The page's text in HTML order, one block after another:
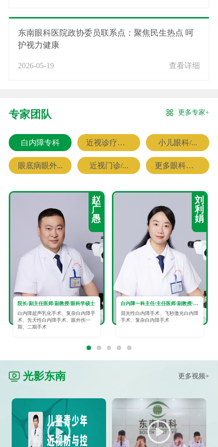
东南眼科医院政协委员联系点：聚焦民生热点 呵
护视力健康
2026-05-19 查看详细
专家团队 更多专家+
白内障专科 近视诊疗专科 小儿眼科/...
眼底病眼外... 近视门诊/... 更多眼科专家
赵
广
愚
院长/副主任医师/副教授/眼科学硕士
白内障超声乳化手术、复杂白内障手
术、先天性白内障手术、眼外伤一
期、二期手术
刘
利
娟
白内障一科主任/主任医师/副教授/眼科学硕士
屈光性白内障手术、飞秒激光白内障
手术、复杂白内障手术
光影东南 更多视频+